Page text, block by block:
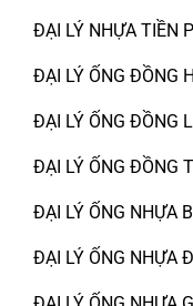
ĐẠI LÝ NHỰA TIỀN
ĐẠI LÝ ỐNG ĐỒNG
ĐẠI LÝ ỐNG ĐỒNG
ĐẠI LÝ ỐNG ĐỒNG
ĐẠI LÝ ỐNG NHỰA
ĐẠI LÝ ỐNG NHỰA